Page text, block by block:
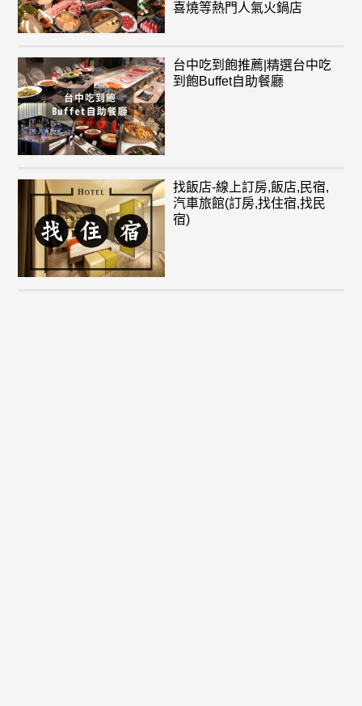
喜燒等熱門人氣火鍋店
台中吃到飽推薦|精選台中吃
到飽Buffet自助餐廳
找飯店-線上訂房,飯店,民宿,
汽車旅館(訂房,找住宿,找民
宿)